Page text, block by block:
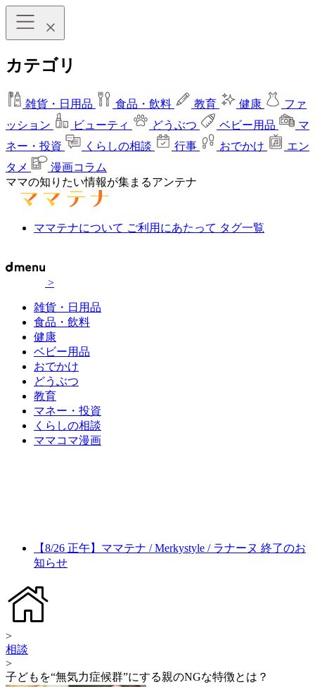
カテゴリ
雑貨・日用品 食品・飲料 教育 健康
ファ
ッション
ビューティ どうぶつ ベビー用品
マ
ネー・投資
くらしの相談 行事 おでかけ
エン
タメ
漫画コラム
ママの知りたい情報が集まるアンテナ
ママテナについて ご利用にあたって タグ一覧
>
雑貨・日用品
食品・飲料
健康
ベビー用品
おでかけ
どうぶつ
教育
マネー・投資
くらしの相談
ママコマ漫画
【8/26 正午】ママテナ / Merkystyle / ラナーヌ 終了のお
知らせ
>
相談
>
子どもを“無気力症候群”にする親のNGな特徴とは？